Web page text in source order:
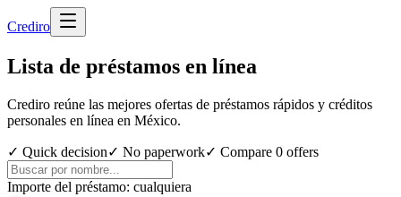
Crediro
Lista de préstamos en línea
Crediro reúne las mejores ofertas de préstamos rápidos y créditos
personales en línea en México.
✓ Quick decision✓ No paperwork✓ Compare 0 offers
Importe del préstamo: cualquiera